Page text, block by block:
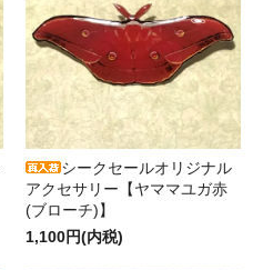
シークセールオリジナル
アクセサリー【ヤママユガ赤
(ブローチ)】
1,100円(内税)